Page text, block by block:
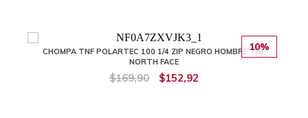
10%
CHOMPA TNF POLARTEC 100 1/4 ZIP NEGRO HOMBRE THE
NORTH FACE
$169,90 $152,92